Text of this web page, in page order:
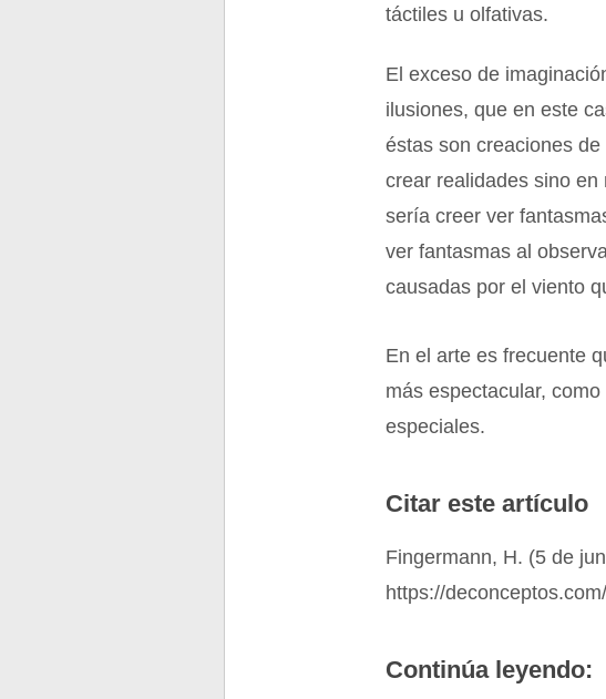
táctiles u olfativas.
El exceso de
ilusiones, que en este
éstas son creaciones
crear realidades sino
sería creer ver
ver fantasmas al
causadas por el viento
En el arte es frecuente
más espectacular,
especiales.
Citar este artículo
Fingermann, H. (5 de
https://
Continúa leyendo: